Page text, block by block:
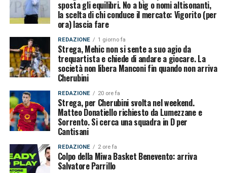
sposta gli equilibri. No a big o nomi altisonanti,
la scelta di chi conduce il mercato: Vigorito (per
ora) lascia fare
REDAZIONE 1 giorno fa
Strega, Mehic non si sente a suo agio da
trequartista e chiede di andare a giocare. La
società non libera Manconi fin quando non arriva
Cherubini
REDAZIONE 20 ore fa
Strega, per Cherubini svolta nel weekend.
Matteo Donatiello richiesto da Lumezzane e
Sorrento. Si cerca una squadra in D per
Cantisani
REDAZIONE 2 ore fa
Colpo della Miwa Basket Benevento: arriva
Salvatore Parrillo